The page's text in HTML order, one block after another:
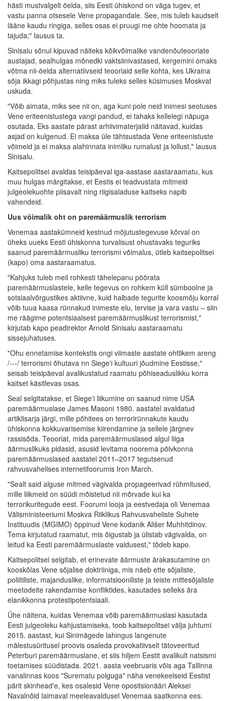
hästi mustvalgelt öelda, siis Eesti ühiskond on väga tugev, et
vastu panna otsesele Vene propagandale. See, mis tuleb kaudselt
lääne kaudu ringiga, selles osas ei pruugi me ohte hoomata ja
tajuda;" lausus ta.
Sinisalu sõnul kipuvad näiteks kõikvõimalike vandenõuteooriate
austajad, sealhulgas mõnedki vaktsiinivastased, kergemini omaks
võtma nii-öelda alternatiivseid teooriaid selle kohta, kes Ukraina
sõja ikkagi põhjustas ning miks tuleks selles küsimuses Moskvat
uskuda.
"Võib aimata, miks see nii on, aga kuni pole neid inimesi seotuses
Vene eriteenistustega vangi pandud, ei tahaks kellelegi näpuga
osutada. Eks aastate pärast arhiivimaterjalid näitavad, kuidas
asjad on kulgenud. Ei maksa üle tähtsustada Vene eriteenistuste
võimeid ja ei maksa alahinnata inimliku rumalust ja lollust," lausus
Sinisalu.
Kaitsepolitsei avaldas teisipäeval iga-aastase aastaraamatu, kus
muu hulgas märgitakse, et Eestis ei teadvustata mitmeid
julgeolekuohte piisavalt ning riigisaladuse kaitseks napib
vahendeid.
Uus võimalik oht on paremäärmuslik terrorism
Venemaa aastakümneid kestnud mõjutustegevuse kõrval on
üheks uueks Eesti ühiskonna turvalisust ohustavaks teguriks
saanud paremäärmusliku terrorismi võimalus, ütleb kaitsepolitsei
(kapo) oma aastaraamatus.
"Kahjuks tuleb meil rohkesti tähelepanu pöörata
paremäärmuslastele, kelle tegevus on rohkem küll sümboolne ja
sotsiaalvõrgustikes aktiivne, kuid halbade tegurite koosmõju korral
võib tuua kaasa rünnakud inimeste elu, tervise ja vara vastu – siin
me räägime potentsiaalsest paremäärmuslikust terrorismist,"
kirjutab kapo peadirektor Arnold Sinisalu aastaraamatu
sissejuhatuses.
"Ohu ennetamise kontekstis ongi viimaste aastate ohtlikem areng
/---/ terrorismi õhutava nn Siege'i kultuuri jõudmine Eestisse,"
seisab teisipäeval avalikustatud raamatu põhiseaduslikku korra
kaitset käsitlevas osas.
Seal selgitatakse, et Siege'i liikumine on saanud nime USA
paremäärmuslase James Masoni 1980. aastatel avaldatud
artiklisarja järgi, mille põhitees on terrorirünnakute kaudu
ühiskonna kokkuvarisemise kiirendamine ja sellele järgnev
rassisõda. Teooriat, mida paremäärmuslased algul liiga
äärmuslikuks pidasid, asusid levitama noorema põlvkonna
paremäärmuslased aastatel 2011–2017 tegutsenud
rahvusvahelises internetifoorumis Iron March.
"Sealt said alguse mitmed vägivalda propageerivad rühmitused,
mille liikmeid on süüdi mõistetud nii mõrvade kui ka
terrorikuritegude eest. Foorumi looja ja eestvedaja oli Venemaa
Välisministeeriumi Moskva Riiklikus Rahvusvaheliste Suhete
Instituudis (MGIMO) õppinud Vene kodanik Ališer Muhhitdinov.
Tema kirjutatud raamatut, mis õigustab ja ülistab vägivalda, on
leitud ka Eesti paremäärmuslaste valdusest," tõdeb kapo.
Kaitsepolitsei selgitab, et erinevate äärmuste ärakasutamine on
kooskõlas Vene sõjalise doktriiniga, mis näeb ette sõjaliste,
poliitiliste, majanduslike, informatsiooniliste ja teiste mittesõjaliste
meetodeite rakendamise konfliktides, kasutades selleks ära
elanikkonna protestipotentsiaali.
Ühe näitena, kuidas Venemaa võib paremäärmuslasi kasutada
Eesti julgeoleku kahjustamiseks, toob kaitsepolitsei välja juhtumi
2015. aastast, kui Sinimägede lahingus langenute
mälestusüritusel proovis osaleda provokatiivselt tätoveeritud
Peterburi paremäärmuslane, et siis hiljem Eestit avalikult natsismi
toetamises süüdistada. 2021. aasta veebruaris võis aga Tallinna
vanalinnas koos "Surematu polguga" näha venekeelseid Eestist
pärit skinhead'e, kes osalesid Vene opositsionääri Aleksei
Navalnõid laimaval meeleavaldusel Venemaa saatkonna ees.